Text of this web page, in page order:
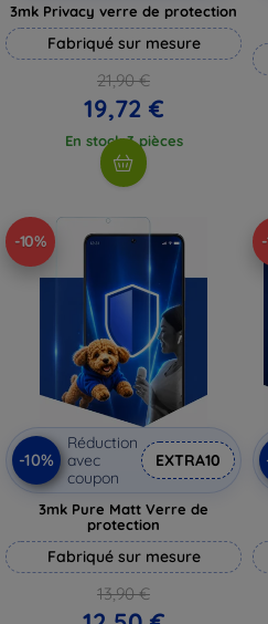
3mk Privacy verre de protection
Fabriqué sur mesure
21,90 €
19,72 €
En stock 3 pièces
-10%
-10%
Réduction
avec
coupon
EXTRA10
3mk Pure Matt Verre de
protection
Fabriqué sur mesure
13,90 €